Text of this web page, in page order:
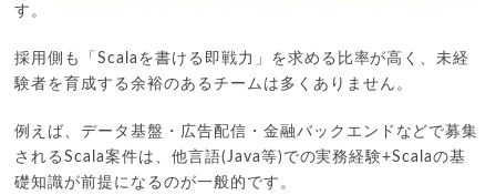
す。
採用側も「Scalaを書ける即戦力」を求める比率が高く、未経
験者を育成する余裕のあるチームは多くありません。
例えば、データ基盤・広告配信・金融バックエンドなどで募集
されるScala案件は、他言語(Java等)での実務経験+Scalaの基
礎知識が前提になるのが一般的です。